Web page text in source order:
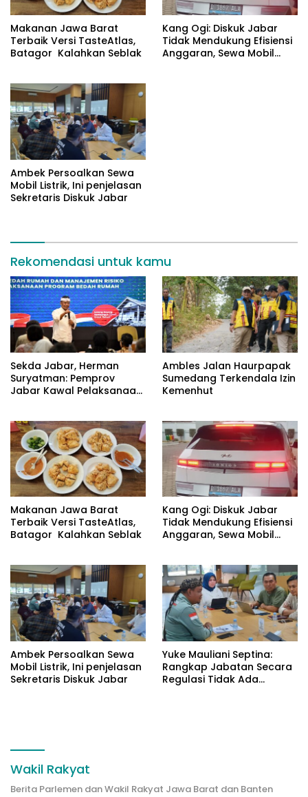
Makanan Jawa Barat
Terbaik Versi TasteAtlas,
Batagor Kalahkan Seblak
Kang Ogi: Diskuk Jabar
Tidak Mendukung Efisiensi
Anggaran, Sewa Mobil
Ambek Persoalkan Sewa
Mobil Listrik, Ini penjelasan
Sekretaris Diskuk Jabar
Rekomendasi untuk kamu
Sekda Jabar, Herman
Suryatman: Pemprov
Jabar Kawal Pelaksanaan
Ambles Jalan Haurpapak
Sumedang Terkendala Izin
Kemenhut
Makanan Jawa Barat
Terbaik Versi TasteAtlas,
Batagor Kalahkan Seblak
Kang Ogi: Diskuk Jabar
Tidak Mendukung Efisiensi
Anggaran, Sewa Mobil
Ambek Persoalkan Sewa
Mobil Listrik, Ini penjelasan
Sekretaris Diskuk Jabar
Yuke Mauliani Septina:
Rangkap Jabatan Secara
Regulasi Tidak Ada
Wakil Rakyat
Berita Parlemen dan Wakil Rakyat Jawa Barat dan Banten